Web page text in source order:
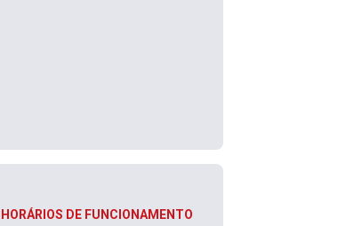
HORÁRIOS DE FUNCIONAMENTO